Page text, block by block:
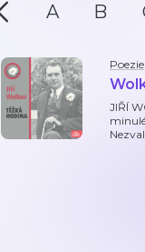
A B
Poezie
JIŘÍ